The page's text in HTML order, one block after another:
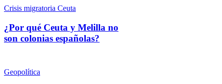
Crisis migratoria Ceuta
¿Por qué Ceuta y Melilla no
son colonias españolas?
Geopolítica